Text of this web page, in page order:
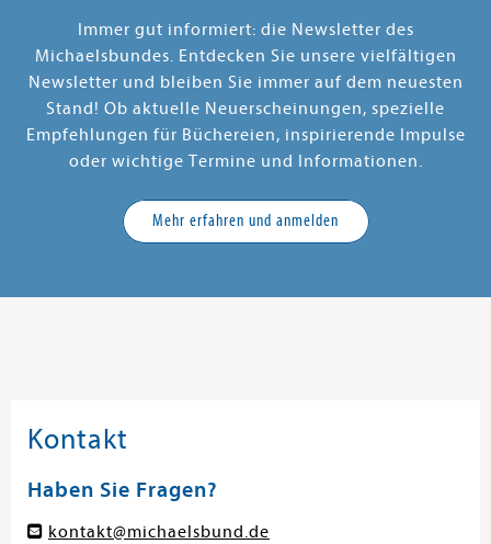
Immer gut informiert: die Newsletter des
Michaelsbundes. Entdecken Sie unsere vielfältigen
Newsletter und bleiben Sie immer auf dem neuesten
Stand! Ob aktuelle Neuerscheinungen, spezielle
Empfehlungen für Büchereien, inspirierende Impulse
oder wichtige Termine und Informationen.
Mehr erfahren und anmelden
Kontakt
Haben Sie Fragen?
kontakt@michaelsbund.de